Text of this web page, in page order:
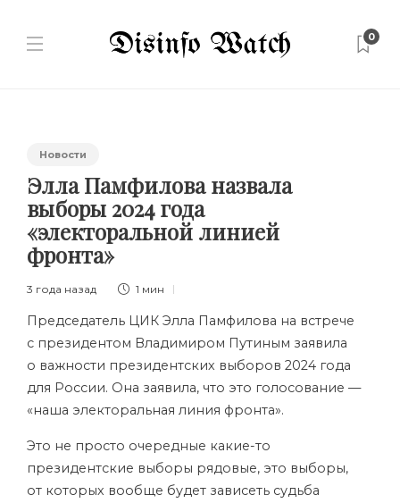
0
Новости
Элла Памфилова назвала
выборы 2024 года
«электоральной линией
фронта»
3 года назад 1 мин
Председатель ЦИК Элла Памфилова на встрече
с президентом Владимиром Путиным заявила
о важности президентских выборов 2024 года
для России. Она заявила, что это голосование —
«наша электоральная линия фронта».
Это не просто очередные какие-то
президентские выборы рядовые, это выборы,
от которых вообще будет зависеть судьба